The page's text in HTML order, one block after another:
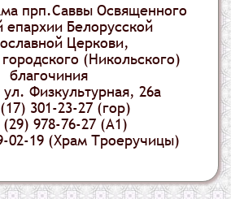
прп.Саввы Освященного
епархии Белорусской
Церкови,
(Никольского)
благочиния
Физкультурная, 26а
301-23-27 (гор)
(29) 978-76-27 (А1)
02-19 (Храм Троеручицы)